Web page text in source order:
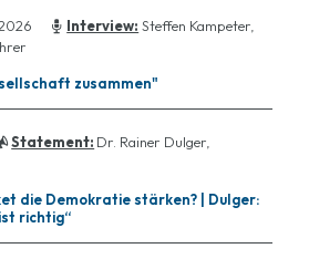
Interview: Steffen Kampeter,
zusammen"
Statement: Dr. Rainer Dulger,
die Demokratie stärken? | Dulger:
richtig“